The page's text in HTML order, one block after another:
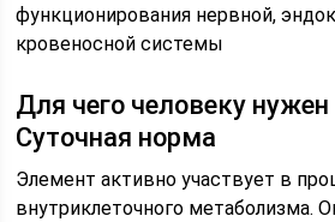
функционирования нервной,
кровеносной системы
Для чего человеку нужен
Суточная норма
Элемент активно участвует в
внутриклеточного метаболизма.